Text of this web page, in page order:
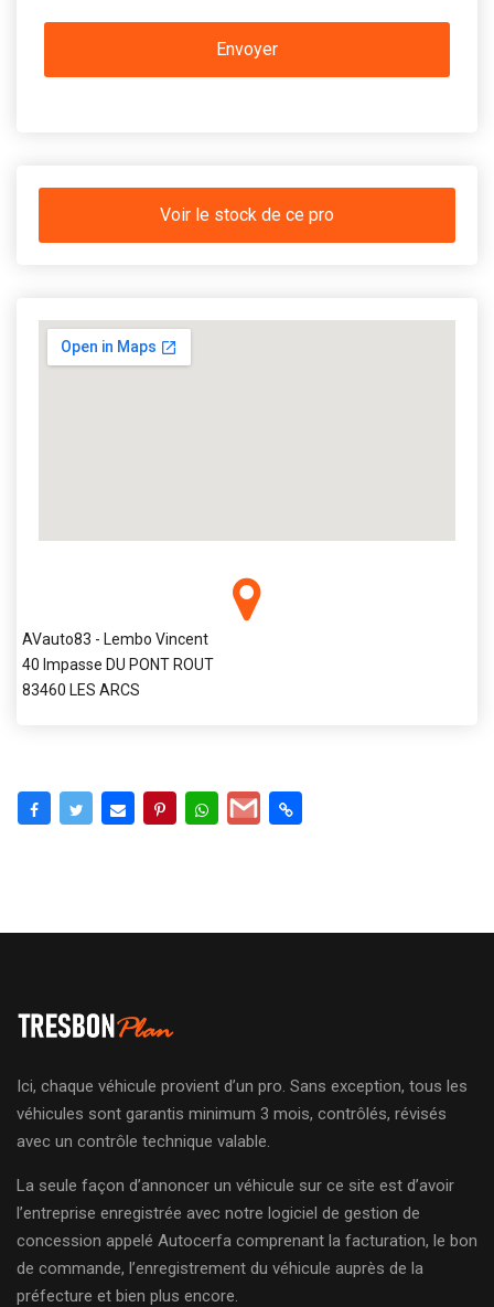
Voir le stock de ce pro
AVauto83 - Lembo Vincent
40 Impasse DU PONT ROUT
83460 LES ARCS
Ici, chaque véhicule provient d’un pro. Sans exception, tous les
véhicules sont garantis minimum 3 mois, contrôlés, révisés
avec un contrôle technique valable.
La seule façon d’annoncer un véhicule sur ce site est d’avoir
l’entreprise enregistrée avec notre logiciel de gestion de
concession appelé Autocerfa comprenant la facturation, le bon
de commande, l’enregistrement du véhicule auprès de la
préfecture et bien plus encore.